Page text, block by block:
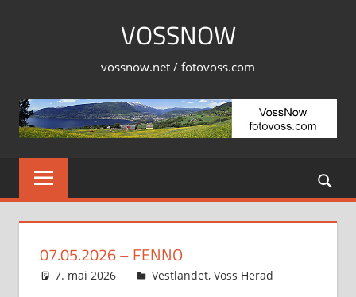
VOSSNOW
vossnow.net / fotovoss.com
07.05.2026 – FENNO
7. mai 2026 Svein
Vestlandet, Voss Herad